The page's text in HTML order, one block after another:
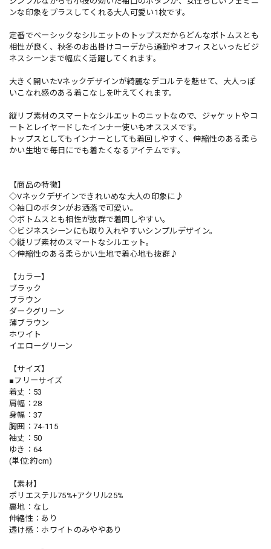
ンな印象をプラスしてくれる大人可愛い1枚です。
定番でベーシックなシルエットのトップスだからどんなボトムスとも
相性が良く、秋冬のお出掛けコーデから通勤やオフィスといったビジ
ネスシーンまで幅広く活躍してくれます。
大きく開いたVネックデザインが綺麗なデコルテを魅せて、大人っぽ
いこなれ感のある着こなしを叶えてくれます。
縦リブ素材のスマートなシルエットのニットなので、ジャケットやコ
ートとレイヤードしたインナー使いもオススメです。
トップスとしてもインナーとしても着回しやすく、伸縮性のある柔ら
かい生地で毎日にでも着たくなるアイテムです。
【商品の特徴】
◇Vネックデザインできれいめな大人の印象に♪
◇袖口のボタンがお洒落で可愛い。
◇ボトムスとも相性が抜群で着回しやすい。
◇ビジネスシーンにも取り入れやすいシンプルデザイン。
◇縦リブ素材のスマートなシルエット。
◇伸縮性のある柔らかい生地で着心地も抜群♪
【カラー】
ブラック
ブラウン
ダークグリーン
薄ブラウン
ホワイト
イエローグリーン
【サイズ】
■フリーサイズ
着丈：53
肩幅：28
身幅：37
胸囲：74-115
袖丈：50
ゆき：64
(単位:約cm)
【素材】
ポリエステル75%+アクリル25%
裏地：なし
伸縮性：あり
透け感：ホワイトのみややあり